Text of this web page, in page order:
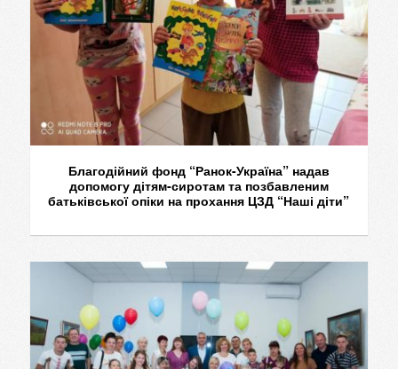
Благодійний фонд “Ранок-Україна” надав
допомогу дітям-сиротам та позбавленим
батьківської опіки на прохання ЦЗД “Наші діти”